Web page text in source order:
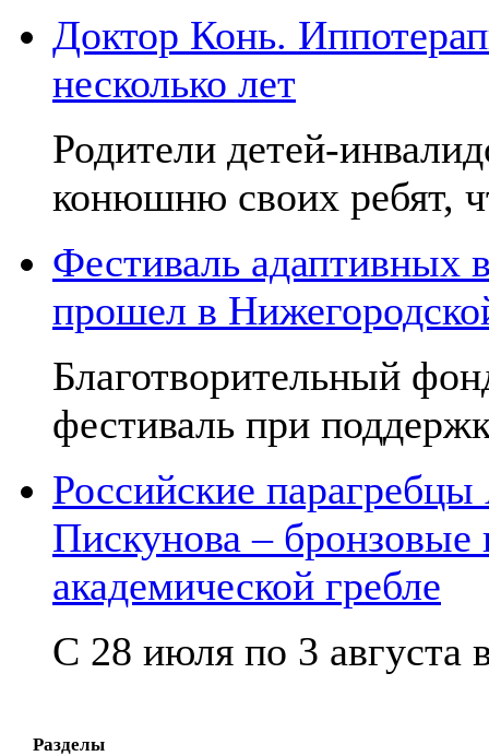
Доктор Конь.
несколько лет
Родители детей-
конюшню своих ребят,
Фестиваль адаптивных
прошел в
Благотворительный
фестиваль при
Российские
Пискунова –
академической гребле
С 28 июля по 3 августа
Разделы